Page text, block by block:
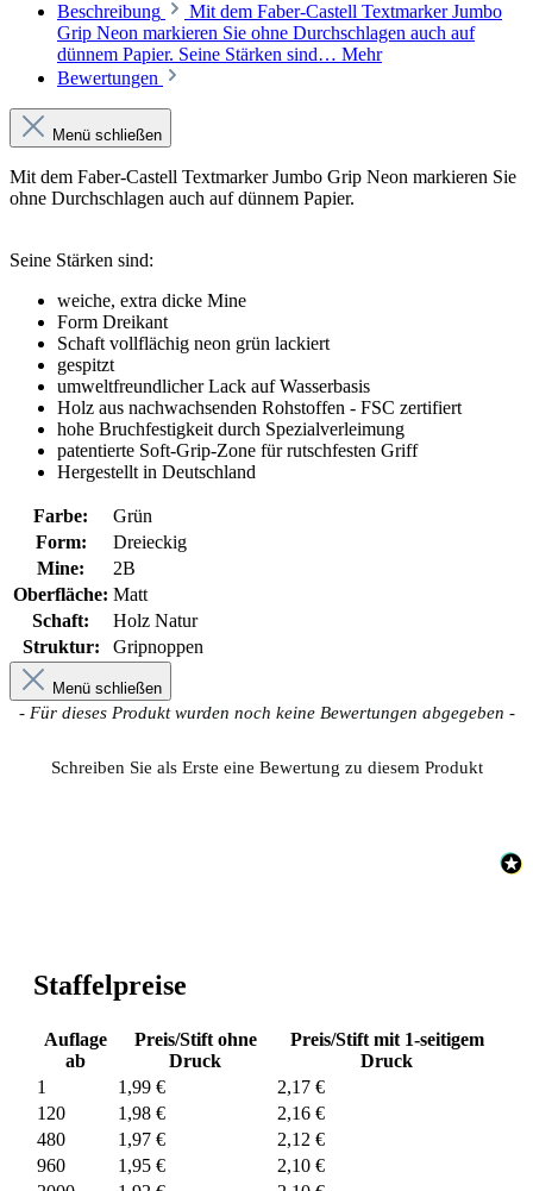
Beschreibung
Mit dem Faber-Castell Textmarker Jumbo
Grip Neon markieren Sie ohne Durchschlagen auch auf
dünnem Papier. Seine Stärken sind… Mehr
Bewertungen
Menü schließen
Mit dem Faber-Castell Textmarker Jumbo Grip Neon markieren Sie
ohne Durchschlagen auch auf dünnem Papier.
Seine Stärken sind:
weiche, extra dicke Mine
Form Dreikant
Schaft vollflächig neon grün lackiert
gespitzt
umweltfreundlicher Lack auf Wasserbasis
Holz aus nachwachsenden Rohstoffen - FSC zertifiert
hohe Bruchfestigkeit durch Spezialverleimung
patentierte Soft-Grip-Zone für rutschfesten Griff
Hergestellt in Deutschland
Farbe:
Grün
Form:
Dreieckig
Mine:
2B
Oberfläche: Matt
Schaft:
Holz Natur
Struktur:
Gripnoppen
Menü schließen
- Für dieses Produkt wurden noch keine Bewertungen abgegeben -
Schreiben Sie als Erste eine Bewertung zu diesem Produkt
New content loaded
Staffelpreise
Auflage
ab
Preis/Stift ohne
Druck
Preis/Stift mit 1-seitigem
Druck
1
1,99 €
2,17 €
120
1,98 €
2,16 €
480
1,97 €
2,12 €
960
1,95 €
2,10 €